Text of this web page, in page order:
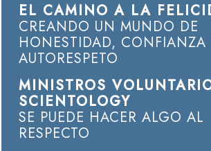
EL CAMINO A LA
CREANDO UN MUNDO DE
HONESTIDAD, CONFIANZA
AUTORESPETO
MINISTROS
SCIENTOLOGY
SE PUEDE HACER ALGO AL
RESPECTO